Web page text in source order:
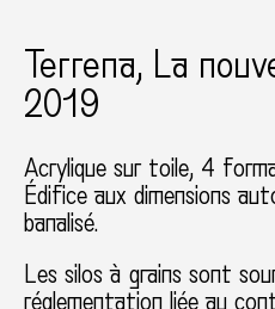
Terrena, La
2019
Acrylique sur toile, 4
Édifice aux dimensions
banalisé.
Les silos à grains sont
réglementation liée au